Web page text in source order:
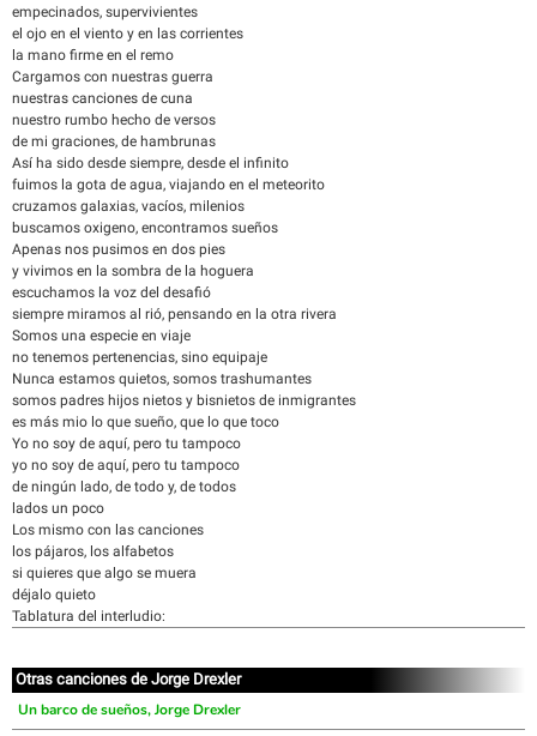
empecinados, supervivientes
el ojo en el viento y en las corrientes
la mano firme en el remo
Cargamos con nuestras guerra
nuestras canciones de cuna
nuestro rumbo hecho de versos
de mi graciones, de hambrunas
Así ha sido desde siempre, desde el infinito
fuimos la gota de agua, viajando en el meteorito
cruzamos galaxias, vacíos, milenios
buscamos oxigeno, encontramos sueños
Apenas nos pusimos en dos pies
y vivimos en la sombra de la hoguera
escuchamos la voz del desafió
siempre miramos al rió, pensando en la otra rivera
Somos una especie en viaje
no tenemos pertenencias, sino equipaje
Nunca estamos quietos, somos trashumantes
somos padres hijos nietos y bisnietos de inmigrantes
es más mio lo que sueño, que lo que toco
Yo no soy de aquí, pero tu tampoco
yo no soy de aquí, pero tu tampoco
de ningún lado, de todo y, de todos
lados un poco
Los mismo con las canciones
los pájaros, los alfabetos
si quieres que algo se muera
déjalo quieto
Tablatura del interludio:
Otras canciones de Jorge Drexler
Un barco de sueños, Jorge Drexler